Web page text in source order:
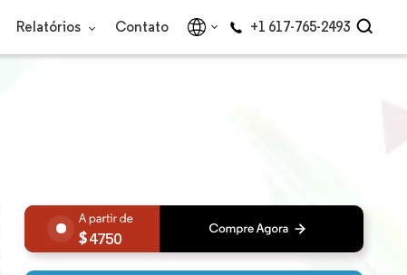
Relatórios Contato +1 617-765-2493
4750